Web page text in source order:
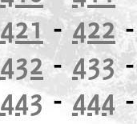
421-422
432-433
443-444